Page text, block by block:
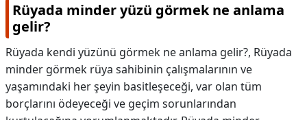
Rüyada minder yüzü görmek ne anlama
gelir?
Rüyada kendi yüzünü görmek ne anlama gelir?, Rüyada
minder görmek rüya sahibinin çalışmalarının ve
yaşamındaki her şeyin basitleşeceği, var olan tüm
borçlarını ödeyeceği ve geçim sorunlarından